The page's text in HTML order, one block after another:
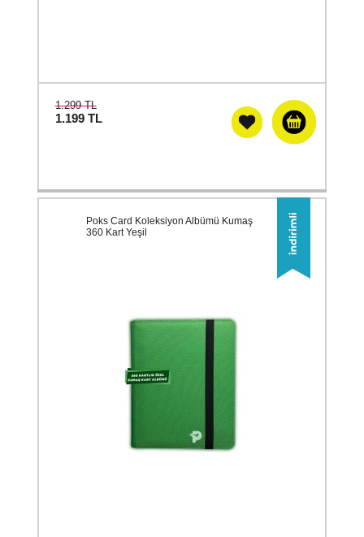
1.299 TL
1.199 TL
Poks Card Koleksiyon Albümü Kumaş
360 Kart Yeşil